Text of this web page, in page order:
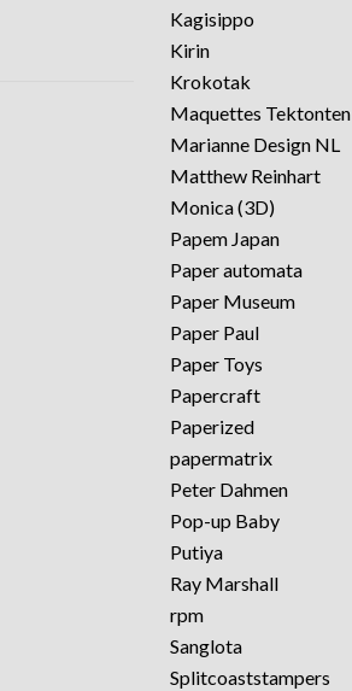
Kagisippo
Kirin
Krokotak
Maquettes Tektonten
Marianne Design NL
Matthew Reinhart
Monica (3D)
Papem Japan
Paper automata
Paper Museum
Paper Paul
Paper Toys
Papercraft
Paperized
papermatrix
Peter Dahmen
Pop-up Baby
Putiya
Ray Marshall
rpm
Sanglota
Splitcoaststampers